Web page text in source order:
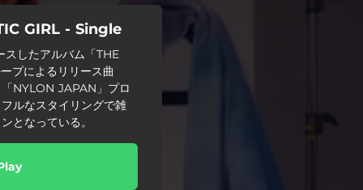
GIRL - Single
スしたアルバム「THE
プによるリリース曲
NYLON JAPAN」プロ
ルなスタイリングで雑
となっている。